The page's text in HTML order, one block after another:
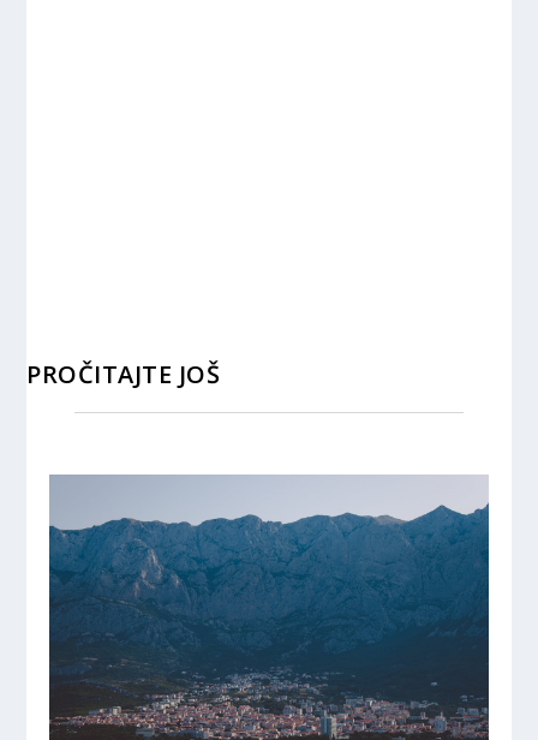
PROČITAJTE JOŠ